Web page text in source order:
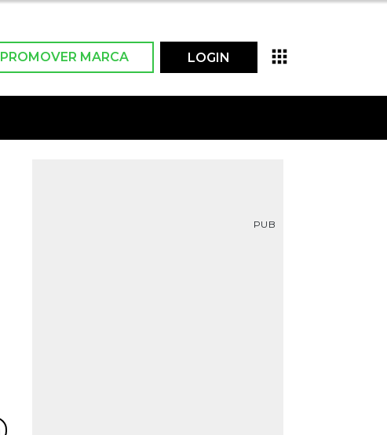
PROMOVER MARCA LOGIN
PUB